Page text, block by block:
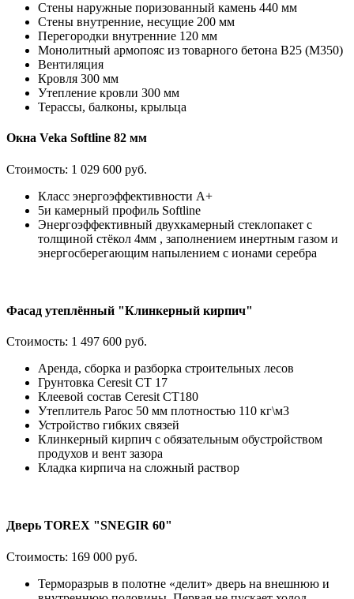
Стены наружные поризованный камень 440 мм
Стены внутренние, несущие 200 мм
Перегородки внутренние 120 мм
Монолитный армопояс из товарного бетона В25 (М350)
Вентиляция
Кровля 300 мм
Утепление кровли 300 мм
Терассы, балконы, крыльца
Окна Veka Softline 82 мм
Стоимость: 1 029 600 руб.
Класс энергоэффективности А+
5и камерный профиль Softline
Энергоэффективный двухкамерный стеклопакет с
толщиной стёкол 4мм , заполнением инертным газом и
энергосберегающим напылением с ионами серебра
Фасад утеплённый "Клинкерный кирпич"
Стоимость: 1 497 600 руб.
Аренда, сборка и разборка строительных лесов
Грунтовка Ceresit CT 17
Клеевой состав Ceresit СТ180
Утеплитель Paroc 50 мм плотностью 110 кг\м3
Устройство гибких связей
Клинкерный кирпич с обязательным обустройством
продухов и вент зазора
Кладка кирпича на сложный раствор
Дверь TOREX "SNEGIR 60"
Стоимость: 169 000 руб.
Терморазрыв в полотне «делит» дверь на внешнюю и